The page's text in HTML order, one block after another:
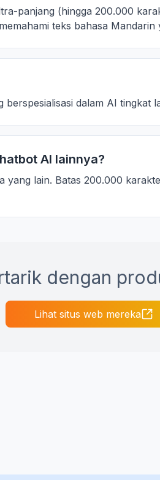
panjang (hingga 200.000
teks bahasa Mandarin
dalam AI tingkat
AI lainnya?
yang lain. Batas 200.000
dengan
Lihat situs web mereka